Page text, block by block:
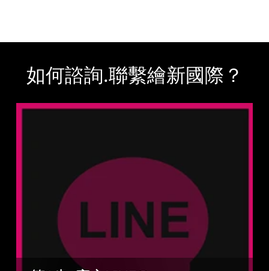
如何諮詢.聯繫繪新國際？